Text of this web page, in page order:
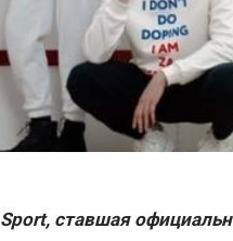
Sport, ставшая